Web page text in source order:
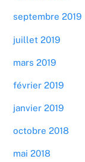
septembre 2019
juillet 2019
mars 2019
février 2019
janvier 2019
octobre 2018
mai 2018